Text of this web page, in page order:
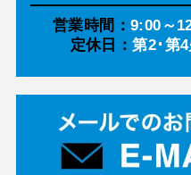
営業時間： 9:00～
定休日：第2･第